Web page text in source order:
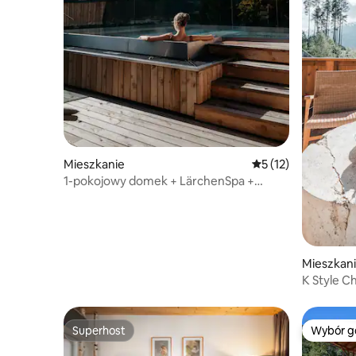
Mieszkanie Średnia ocena: 5
5 (12)
1-pokojowy domek + LärchenSpa +
K Style
Superhost
Superhost Wybór
Wybór